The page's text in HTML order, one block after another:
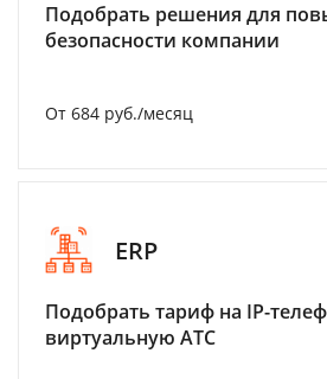
Подобрать решения для
безопасности компании
От 684 руб./месяц
ERP
Подобрать тариф на IP-
виртуальную АТС